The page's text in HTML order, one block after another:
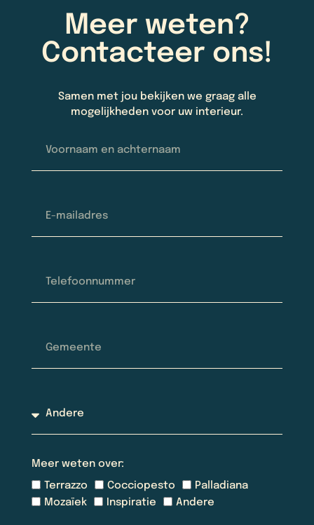
Meer weten?
Contacteer ons!
Samen met jou bekijken we graag alle
mogelijkheden voor uw interieur.
Meer weten over:
Terrazzo
Cocciopesto
Palladiana
Mozaïek
Inspiratie Andere